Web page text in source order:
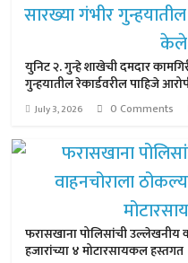
युनिट २. गुन्हे शाखेची दमदार
गुन्हयातील रेकार्डवरील पाहिजे
July 3, 2026 0 Comments
फरासखाना पोलिसांची उल्लेखनीय
हजारांच्या ४ मोटारसायकल हस्तगत